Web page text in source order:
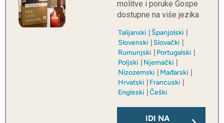
molitve i poruke Gospe
dostupne na više jezika
Talijanski
Španjolski
Slovenski
Slovački
Rumunjski
Portugalski
Poljski
Njemački
Nizozemski
Mađarski
Hrvatski
Francuski
Engleski
Češki
IDI NA